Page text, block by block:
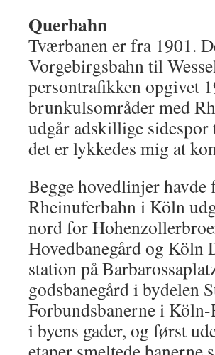
Querbahn
Tværbanen er fra 1901.
Vorgebirgsbahn til
persontrafikken opgivet
brunkulsområder med
udgår adskillige
det er lykkedes mig at
Begge hovedlinjer
Rheinuferbahn i Köln
nord for
Hovedbanegård og Köln
station på
godsbanegård i bydelen
Forbundsbanerne i
i byens gader, og først